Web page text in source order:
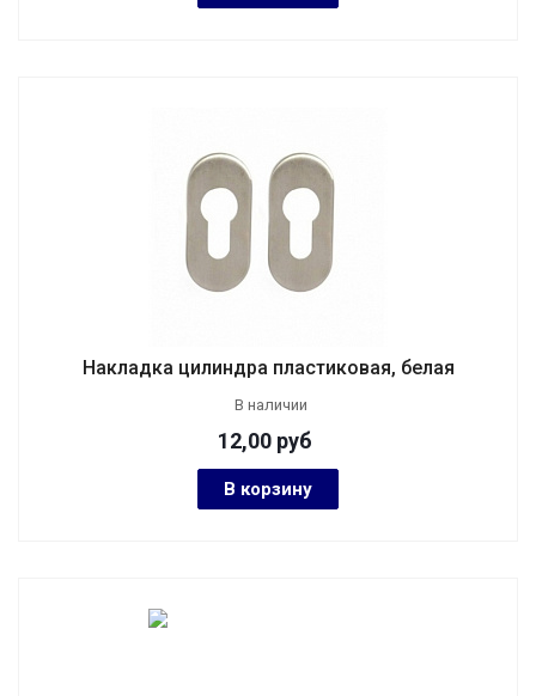
Накладка цилиндра пластиковая, белая
В наличии
12,00 руб
В корзину